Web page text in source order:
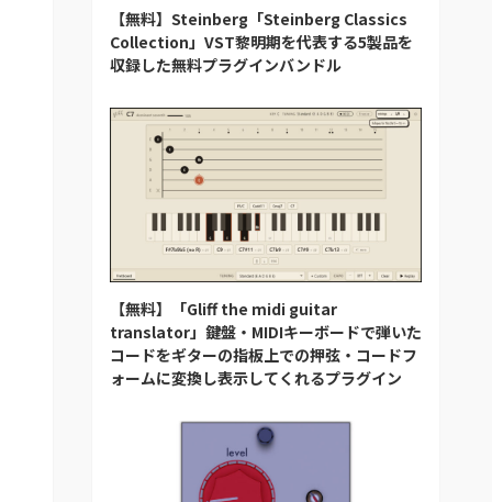
【無料】Steinberg「Steinberg Classics
Collection」VST黎明期を代表する5製品を
収録した無料プラグインバンドル
【無料】「Gliff the midi guitar
translator」鍵盤・MIDIキーボードで弾いた
コードをギターの指板上での押弦・コードフ
ォームに変換し表示してくれるプラグイン